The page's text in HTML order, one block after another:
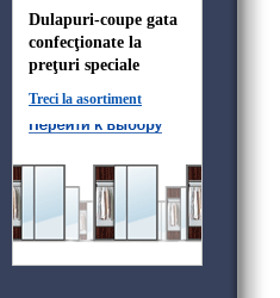
Dulapuri-coupe gata
confecţionate la
preţuri speciale
Treci la asortiment